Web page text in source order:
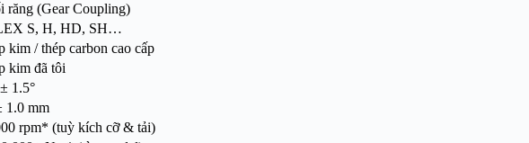
răng (Gear Coupling)
S, H, HD, SH…
kim / thép carbon cao cấp
kim đã tôi
1.5°
1.0 mm
rpm* (tuỳ kích cỡ & tải)